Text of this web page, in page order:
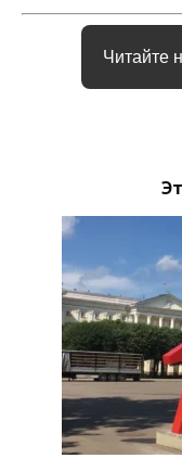
Читайте